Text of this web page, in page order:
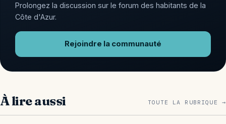
Prolongez la discussion sur le forum des habitants de la
Côte d'Azur.
Rejoindre la communauté
À lire aussi TOUTE LA RUBRIQUE →